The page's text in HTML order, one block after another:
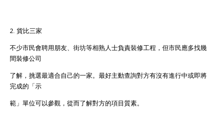
2. 貨比三家
不少市民會聘用朋友、街坊等相熟人士負責裝修工程，但市民應多找幾
間裝修公司
了解，挑選最適合自己的一家。最好主動查詢對方有沒有進行中或即將
完成的「示
範」單位可以參觀，從而了解對方的項目質素。